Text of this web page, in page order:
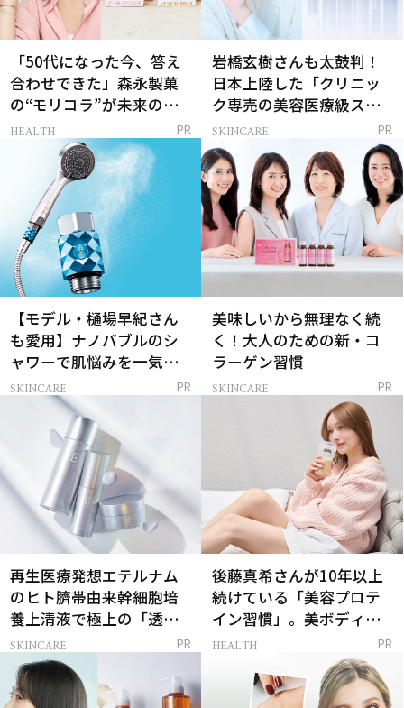
「50代になった今、答え
合わせできた」森永製菓
の“モリコラ”が未来のキ
レイを連れてくる！
HEALTH PR
岩橋玄樹さんも太鼓判！
日本上陸した「クリニッ
ク専売の美容医療級スキ
ンケア」
SKINCARE PR
【モデル・樋場早紀さん
も愛用】ナノバブルのシ
ャワーで肌悩みを一気に
解決
SKINCARE PR
美味しいから無理なく続
く！大人のための新・コ
ラーゲン習慣
SKINCARE PR
再生医療発想エテルナム
のヒト臍帯由来幹細胞培
養上清液で極上の「透明
感ハリ肌」へ
SKINCARE PR
後藤真希さんが10年以上
続けている「美容プロテ
イン習慣」。美ボディを
支える朝ルーティンと
HEALTH PR